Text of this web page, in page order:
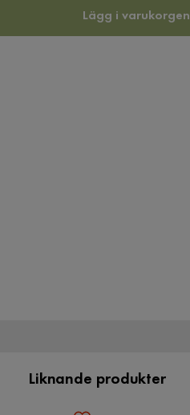
Lägg i varukorgen
Liknande produkter